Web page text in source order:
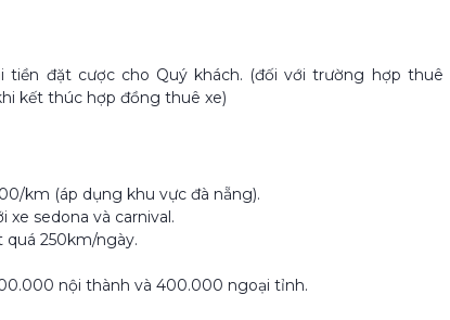
đặt cược cho Quý khách. (đối với trường hợp thuê
kết thúc hợp đồng thuê xe)
km (áp dụng khu vực đà nẵng).
sedona và carnival.
quá 250km/ngày.
nội thành và 400.000 ngoại tỉnh.